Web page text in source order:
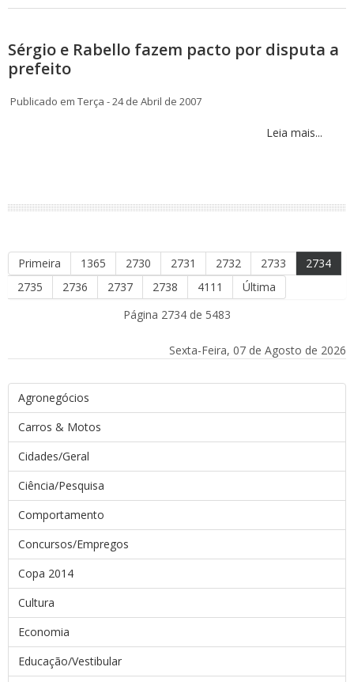
Sérgio e Rabello fazem pacto por disputa a
prefeito
Publicado em Terça - 24 de Abril de 2007
Leia mais...
Primeira 1365 2730 2731 2732 2733
2734
2735
2736 2737 2738 4111
Última
Página 2734 de 5483
Sexta-Feira, 07 de Agosto de 2026
Agronegócios
Carros & Motos
Cidades/Geral
Ciência/Pesquisa
Comportamento
Concursos/Empregos
Copa 2014
Cultura
Economia
Educação/Vestibular